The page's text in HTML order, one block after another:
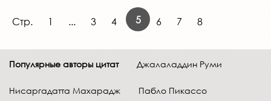
Стр. 1 ... 3 4 5 6 7 8
Популярные авторы цитат Джалаладдин Руми
Нисаргадатта Махарадж Пабло Пикассо